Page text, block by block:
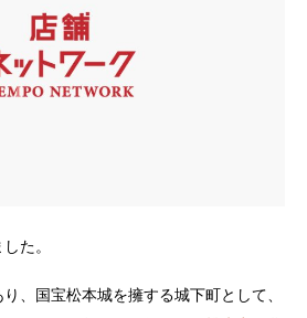
た。
、国宝松本城を擁する城下町として、